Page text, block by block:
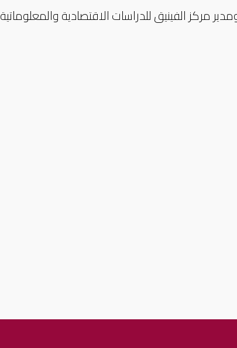
مركز الفينيق للدراسات الاقتصادية والمعلوماتية